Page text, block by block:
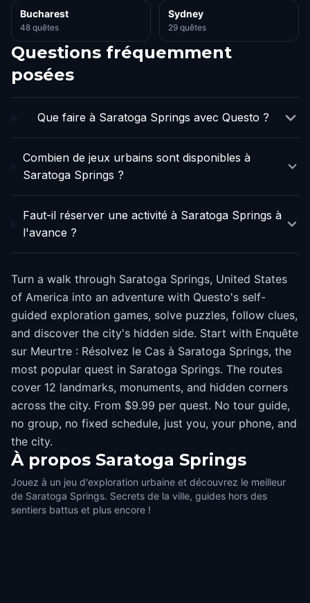
Bucharest
48 quêtes
Sydney
29 quêtes
Questions fréquemment
posées
Que faire à Saratoga Springs avec Questo ?
Combien de jeux urbains sont disponibles à
Saratoga Springs ?
Faut-il réserver une activité à Saratoga Springs à
l'avance ?
Turn a walk through Saratoga Springs, United States
of America into an adventure with Questo's self-
guided exploration games, solve puzzles, follow clues,
and discover the city's hidden side. Start with Enquête
sur Meurtre : Résolvez le Cas à Saratoga Springs, the
most popular quest in Saratoga Springs. The routes
cover 12 landmarks, monuments, and hidden corners
across the city. From $9.99 per quest. No tour guide,
no group, no fixed schedule, just you, your phone, and
the city.
À propos Saratoga Springs
Jouez à un jeu d'exploration urbaine et découvrez le meilleur
de Saratoga Springs. Secrets de la ville, guides hors des
sentiers battus et plus encore !